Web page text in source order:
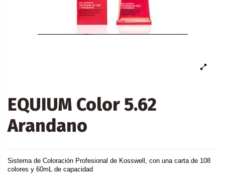
EQUIUM Color 5.62
Arandano
Sistema de Coloración Profesional de Kosswell, con una carta de 108
colores y 60mL de capacidad